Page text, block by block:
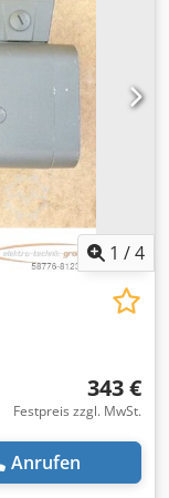
1 /4
343 €
Festpreis zzgl. MwSt.
Anrufen